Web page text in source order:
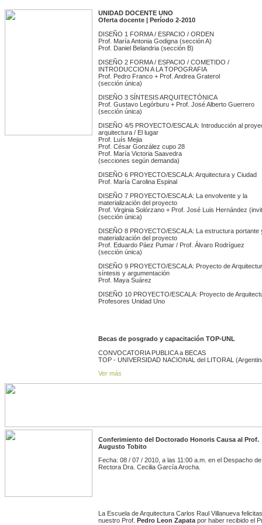
UNIDAD DOCENTE UNO
Oferta docente | Período 2-2010
DISEÑO 1 FORMA / ESPACIO / ORDEN
Prof. María Antonia Godigna (sección A)
Prof. Daniel Belandria (sección B)
DISEÑO 2 FORMA / ESPACIO / COMETIDO /
INTRODUCCION A LA TOPOGRAFIA
Prof. Pedro Franco + Prof. Andrea Graterol
(sección única)
DISEÑO 3 SÍNTESIS ARQUITECTÓNICA
Prof. Gustavo Legórburu + Prof. José Alberto Guerrero
(sección única)
DISEÑO 4/5 PROYECTO/ESCALA: Introducción al
arquitectura / El lugar
Prof. Luís Mejia
Prof. César González cupo 28
Prof. María Victoria Saavedra
(secciones según demanda)
DISEÑO 6 PROYECTO/ESCALA: Arquitectura y Ciudad
Prof. María Carolina Espinal
DISEÑO 7 PROYECTO/ESCALA: La envolvente y la
materialización del proyecto
Prof. Virginia Solórzano + Prof. José Luis Hernández
(sección única)
DISEÑO 8 PROYECTO/ESCALA: La estructura portante
materialización del proyecto
Prof. Eduardo Páez Pumar / Prof. Álvaro Rodríguez
(sección única)
DISEÑO 9 PROYECTO/ESCALA: Proyecto de
síntesis y argumentación
Prof. Maya Suárez
DISEÑO 10 PROYECTO/ESCALA: Proyecto de
Profesores Unidad Uno
Becas de posgrado y capacitación TOP-UNL
CONVOCATORIA PUBLICA a BECAS
TOP - UNIVERSIDAD NACIONAL del LITORAL
Ver más
Conferimiento del Doctorado Honoris Causa al Prof.
Augusto Tobito
Fecha: 08 / 07 / 2010, a las 11:00 a.m. en el Despacho
Rectora Dra. Cecilia García Arocha.
La Escuela de Arquitectura Carlos Raul Villanueva
nuestro Prof. Pedro Leon Zapata por haber recibido el